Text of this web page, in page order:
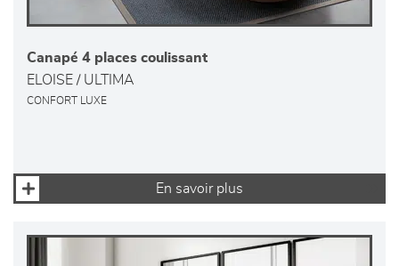
Canapé 4 places coulissant
ELOISE / ULTIMA
CONFORT LUXE
En savoir plus